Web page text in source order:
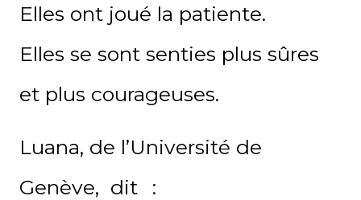
Elles ont joué la patiente.
Elles se sont senties plus sûres
et plus courageuses.
Luana, de l’Université de
Genève, dit
: